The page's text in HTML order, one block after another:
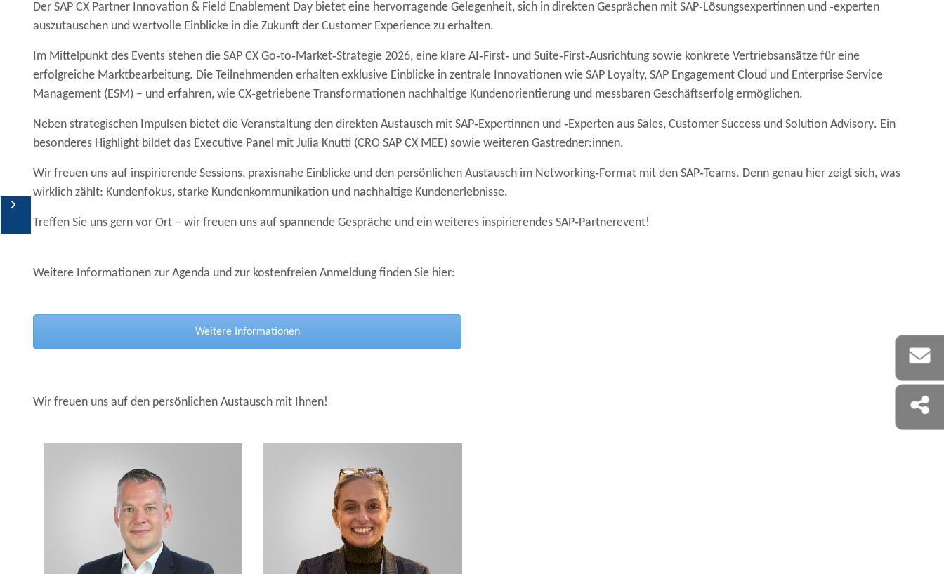
Der SAP CX Partner Innovation & Field Enablement Day bietet eine hervorragende Gelegenheit, sich in direkten Gesprächen mit SAP‑Lösungsexpertinnen und ‑experten
auszutauschen und wertvolle Einblicke in die Zukunft der Customer Experience zu erhalten.
Im Mittelpunkt des Events stehen die SAP CX Go‑to‑Market‑Strategie 2026, eine klare AI‑First‑ und Suite‑First‑Ausrichtungsowie konkrete Vertriebsansätze für eine
erfolgreiche Marktbearbeitung. Die Teilnehmenden erhalten exklusive Einblicke in zentrale Innovationen wie SAP Loyalty, SAP Engagement Cloud und Enterprise Service
Management (ESM) – und erfahren, wie CX‑getriebene Transformationen nachhaltige Kundenorientierung und messbaren Geschäftserfolg ermöglichen.
Neben strategischen Impulsen bietet die Veranstaltung den direkten Austausch mit SAP‑Expertinnen und ‑Experten aus Sales, Customer Success und Solution Advisory. Ein
besonderes Highlight bildet das Executive Panel mit Julia Knutti (CRO SAP CX MEE) sowie weiteren Gastredner:innen.
Wir freuen uns auf inspirierende Sessions, praxisnahe Einblicke und den persönlichen Austausch im Networking‑Format mit den SAP‑Teams. Denn genau hier zeigt sich, was
wirklich zählt: Kundenfokus, starke Kundenkommunikation und nachhaltige Kundenerlebnisse.
Treffen Sie uns gern vor Ort – wir freuen uns auf spannende Gespräche und ein weiteres inspirierendes SAP‑Partnerevent!
Weitere Informationen zur Agenda und zur kostenfreien Anmeldung finden Sie hier:
Weitere Informationen
Wir freuen uns auf den persönlichen Austausch mit Ihnen!
Workshops